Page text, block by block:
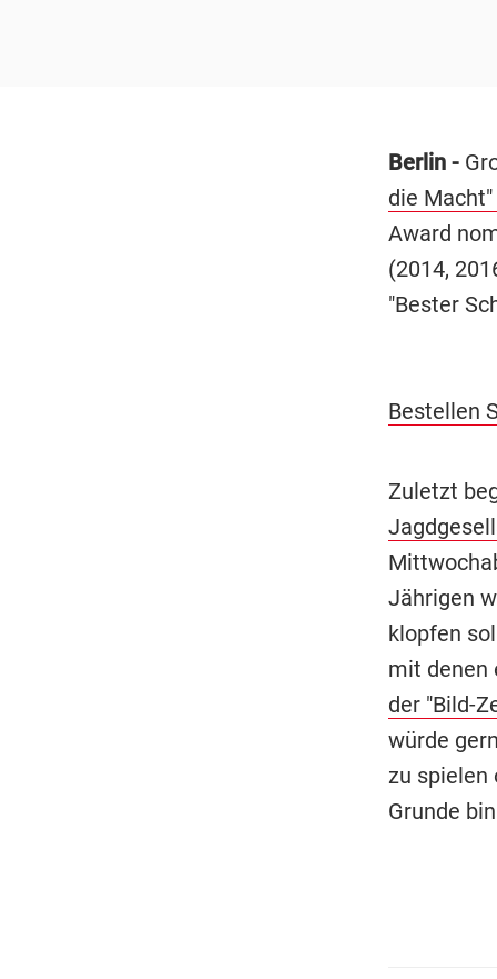
Berlin -
die Macht"
Award
(2014,
"Bester
Bestellen
Zuletzt
Jährigen
klopfen
mit denen
der "Bild-
würde
zu spielen
Grunde